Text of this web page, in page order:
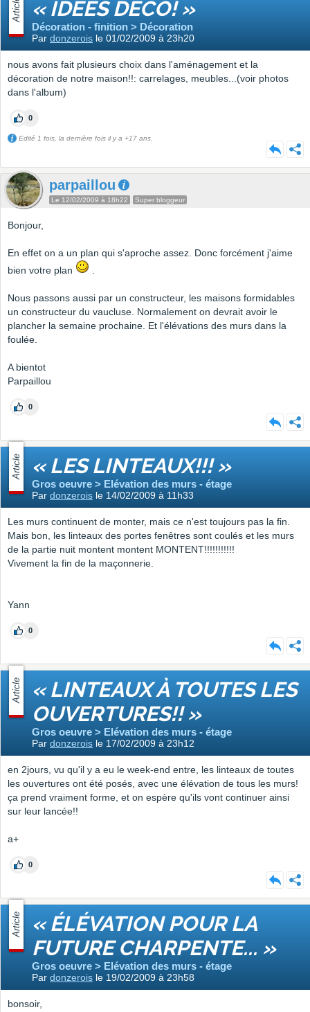
Article « IDÉES DÉCO! »
Décoration - finition > Décoration
Par donzerois le 01/02/2009 à 23h20
nous avons fait plusieurs choix dans l'aménagement et la
décoration de notre maison!!: carrelages, meubles...(voir photos
dans l'album)
0
Edité 1 fois, la dernière fois il y a +17 ans.
parpaillou
Le 12/02/2009 à 18h22 Super bloggeur
Bonjour,
En effet on a un plan qui s'aproche assez. Donc forcément j'aime
bien votre plan
.
Nous passons aussi par un constructeur, les maisons formidables
un constructeur du vaucluse. Normalement on devrait avoir le
plancher la semaine prochaine. Et l'élévations des murs dans la
foulée.
A bientot
Parpaillou
0
Article « LES LINTEAUX!!! »
Gros oeuvre > Elévation des murs - étage
Par donzerois le 14/02/2009 à 11h33
Les murs continuent de monter, mais ce n'est toujours pas la fin.
Mais bon, les linteaux des portes fenêtres sont coulés et les murs
de la partie nuit montent montent MONTENT!!!!!!!!!!!
Vivement la fin de la maçonnerie.
Yann
0
Article « LINTEAUX À TOUTES LES
OUVERTURES!! »
Gros oeuvre > Elévation des murs - étage
Par donzerois le 17/02/2009 à 23h12
en 2jours, vu qu'il y a eu le week-end entre, les linteaux de toutes
les ouvertures ont été posés, avec une élévation de tous les murs!
ça prend vraiment forme, et on espère qu'ils vont continuer ainsi
sur leur lancée!!
a+
0
Article « ÉLÉVATION POUR LA
FUTURE CHARPENTE... »
Gros oeuvre > Elévation des murs - étage
Par donzerois le 19/02/2009 à 23h58
bonsoir,